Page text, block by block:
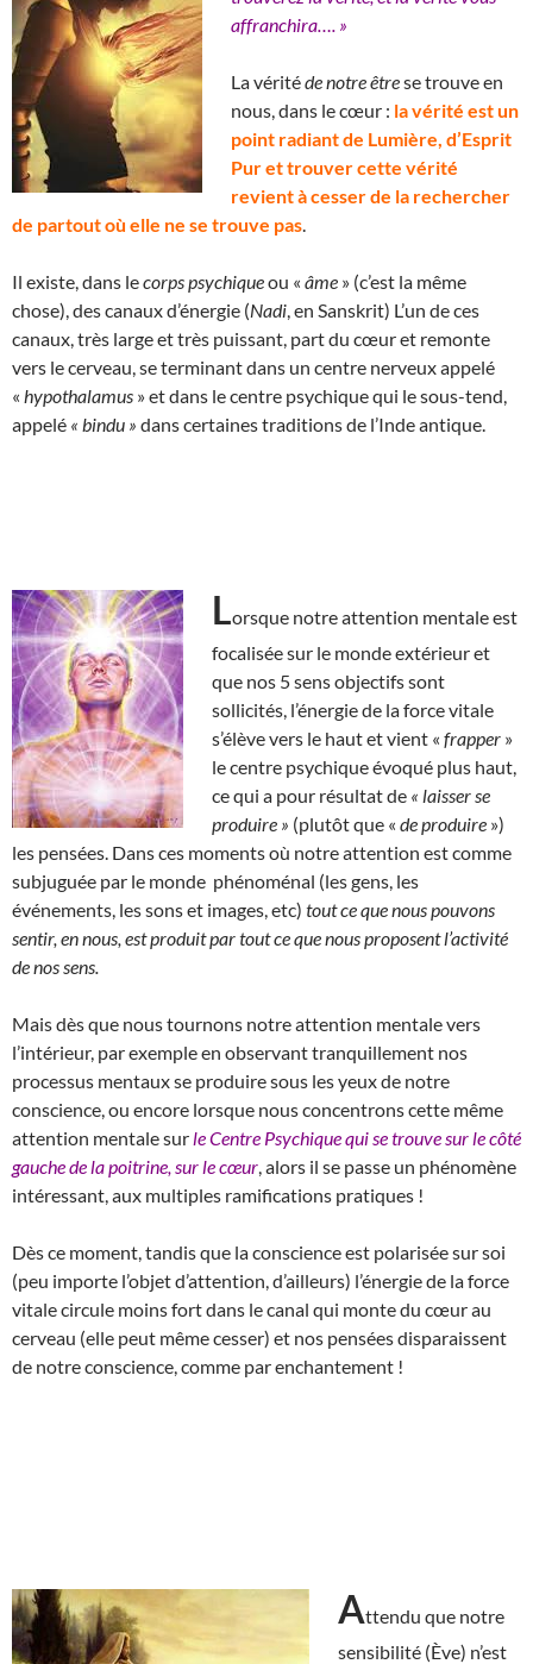
affranchira…. »
La véritéde notre êtrese trouve en
nous, dans le cœur : la vérité est un
point radiant de Lumière, d’Esprit
Pur et trouver cette vérité
revient à cesser de la rechercher
de partout où elle ne se trouve pas
Il existe, dans lecorps psychiqueou « âme » (c’est la même
chose), des canaux d’énergie (Nadi , en Sanskrit) L’un de ces
canaux, très large et très puissant, part du cœur et remonte
vers le cerveau, se terminant dans un centre nerveux appelé
« hypothalamus » et dans le centre psychique qui le sous-tend,
appelé « bindu » dans certaines traditions de l’Inde antique.
Lorsque notre attention mentale est
focalisée sur le monde extérieur et
que nos 5 sens objectifs sont
sollicités, l’énergie de la force vitale
s’élève vers le haut et vient « frapper »
le centre psychique évoqué plus haut,
ce qui a pour résultat de « laisser se
produire » (plutôt que « de produire »)
les pensées. Dans ces moments où notre attention est comme
subjuguée par le monde phénoménal (les gens, les
événements, les sons et images, etc) tout ce que nous pouvons
sentir, en nous, est produit par tout ce que nous proposent l’activité
de nos sens.
Mais dès que nous tournons notre attention mentale vers
l’intérieur, par exemple en observant tranquillement nos
processus mentaux se produire sous les yeux de notre
conscience, ou encore lorsque nous concentrons cette même
attention mentale sur le Centre Psychique qui se trouve sur le côté
gauche de la poitrine, sur le cœur , alors il se passe un phénomène
intéressant, aux multiples ramifications pratiques !
Dès ce moment, tandis que la conscience est polarisée sur soi
(peu importe l’objet d’attention, d’ailleurs) l’énergie de la force
vitale circule moins fort dans le canal qui monte du cœur au
cerveau (elle peut même cesser) et nos pensées disparaissent
de notre conscience, comme par enchantement !
Attendu que notre
sensibilité (Ève) n’est